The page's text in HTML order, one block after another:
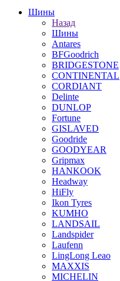
Шины
Назад
Шины
Antares
BFGoodrich
BRIDGESTONE
CONTINENTAL
CORDIANT
Delinte
DUNLOP
Fortune
GISLAVED
Goodride
GOODYEAR
Gripmax
HANKOOK
Headway
HiFly
Ikon Tyres
KUMHO
LANDSAIL
Landspider
Laufenn
LingLong Leao
MAXXIS
MICHELIN